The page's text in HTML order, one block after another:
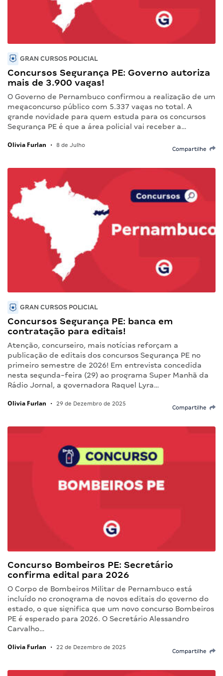
GRAN CURSOS POLICIAL
Concursos Segurança PE: Governo autoriza
mais de 3.900 vagas!
O Governo de Pernambuco confirmou a realização de um
megaconcurso público com 5.337 vagas no total. A
grande novidade para quem estuda para os concursos
Segurança PE é que a área policial vai receber a…
Olivia Furlan • 8 de Julho
Compartilhe
GRAN CURSOS POLICIAL
Concursos Segurança PE: banca em
contratação para editais!
Atenção, concurseiro, mais notícias reforçam a
publicação de editais dos concursos Segurança PE no
primeiro semestre de 2026! Em entrevista concedida
nesta segunda-feira (29) ao programa Super Manhã da
Rádio Jornal, a governadora Raquel Lyra…
Olivia Furlan • 29 de Dezembro de 2025
Compartilhe
Concurso Bombeiros PE: Secretário
confirma edital para 2026
O Corpo de Bombeiros Militar de Pernambuco está
incluído no cronograma de novos editais do governo do
estado, o que significa que um novo concurso Bombeiros
PE é esperado para 2026. O Secretário Alessandro
Carvalho…
Olivia Furlan • 22 de Dezembro de 2025
Compartilhe